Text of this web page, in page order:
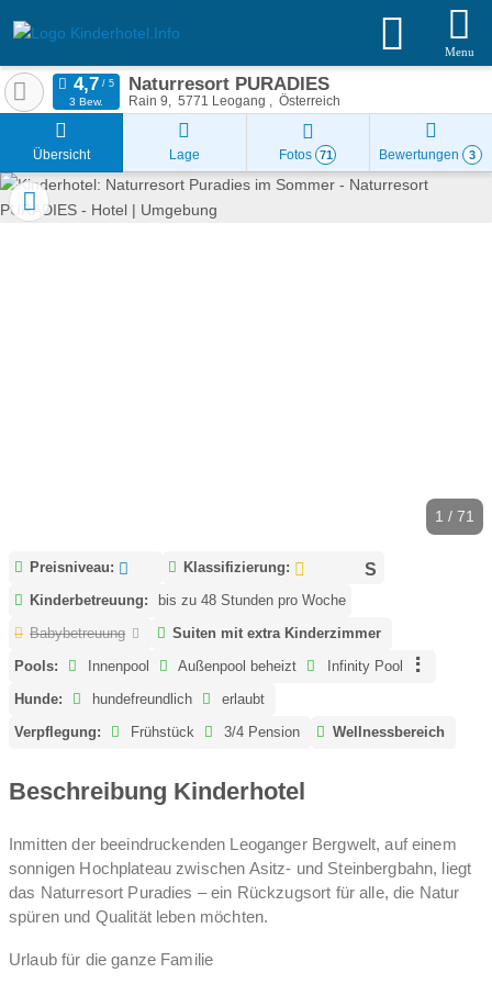
Menu
Naturresort PURADIES
Rain 9 5771 Leogang Österreich
3 Bew.
Übersicht Lage Fotos 71 Bewertungen 3
1 / 71
Preisniveau:
Klassifizierung:
Kinderbetreuung:
bis zu 48 Stunden pro Woche
Babybetreuung
Suiten mit extra Kinderzimmer
Pools:
Innenpool Außenpool beheizt
Infinity Pool
Hunde:
hundefreundlich
erlaubt
Verpflegung:
Frühstück 3/4 Pension Wellnessbereich
Beschreibung Kinderhotel
Inmitten der beeindruckenden Leoganger Bergwelt, auf einem
sonnigen Hochplateau zwischen Asitz- und Steinbergbahn, liegt
das Naturresort Puradies – ein Rückzugsort für alle, die Natur
spüren und Qualität leben möchten.
Urlaub für die ganze Familie